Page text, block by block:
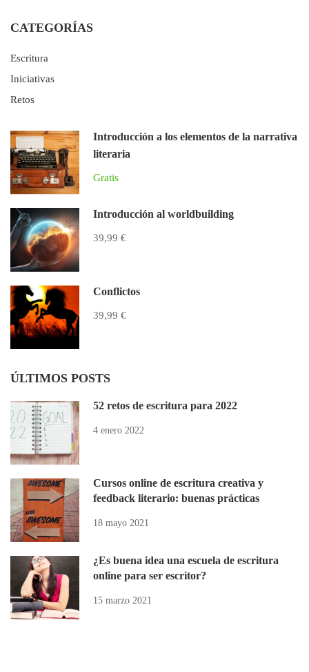
CATEGORÍAS
Escritura
Iniciativas
Retos
Introducción a los elementos de la narrativa
literaria
Gratis
Introducción al worldbuilding
39,99 €
Conflictos
39,99 €
ÚLTIMOS POSTS
52 retos de escritura para 2022
4 enero 2022
Cursos online de escritura creativa y
feedback literario: buenas prácticas
18 mayo 2021
¿Es buena idea una escuela de escritura
online para ser escritor?
15 marzo 2021